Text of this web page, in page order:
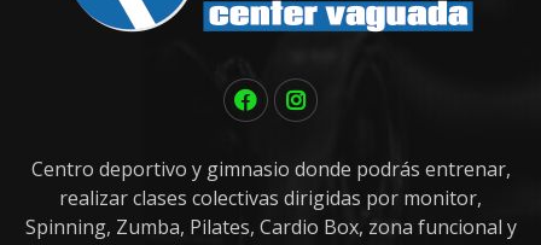
Centro deportivo y gimnasio donde podrás entrenar,
realizar clases colectivas dirigidas por monitor,
Spinning, Zumba, Pilates, Cardio Box, zona funcional y